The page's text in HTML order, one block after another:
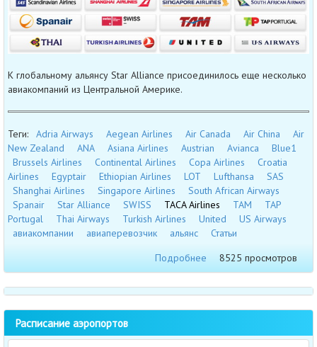
К глобальному альянсу Star Alliance присоединилось еще несколько
авиакомпаний из Центральной Америке.
Теги: Adria Airways Aegean Airlines Air Canada Air China
Air
New Zealand
ANA Asiana Airlines Austrian Avianca
Blue1
Brussels Airlines
Continental Airlines Copa Airlines
Croatia
Airlines
Egyptair Ethiopian Airlines LOT Lufthansa
SAS
Shanghai Airlines
Singapore Airlines
South African Airways
Spanair
Star Alliance SWISS TACA Airlines TAM
TAP
Portugal
Thai Airways Turkish Airlines United
US Airways
авиакомпании
авиаперевозчик альянс
Статьи
Подробнее
8525 просмотров
Расписание аэропортов